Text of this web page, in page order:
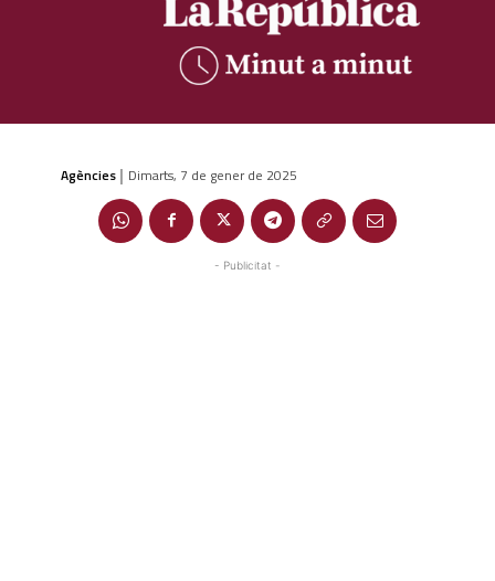
Agències | Dimarts, 7 de gener de 2025
- Publicitat -